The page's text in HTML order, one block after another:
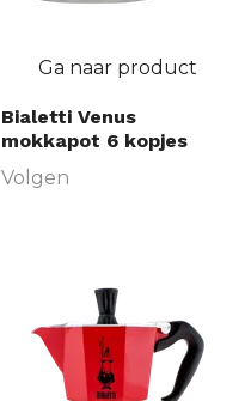
Ga naar product
Bialetti Venus
mokkapot 6 kopjes
Volgen